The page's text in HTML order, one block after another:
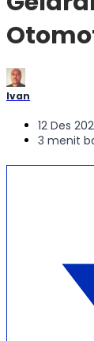
Ivan
12 Des
3 menit